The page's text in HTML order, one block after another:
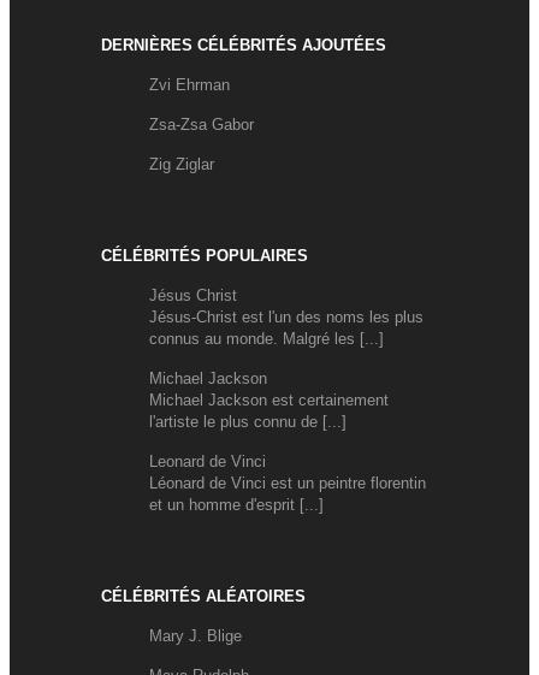
DERNIÈRES CÉLÉBRITÉS AJOUTÉES
Zvi Ehrman
Zsa-Zsa Gabor
Zig Ziglar
CÉLÉBRITÉS POPULAIRES
Jésus Christ
Jésus-Christ est l'un des noms les plus
connus au monde. Malgré les [...]
Michael Jackson
Michael Jackson est certainement
l'artiste le plus connu de [...]
Leonard de Vinci
Léonard de Vinci est un peintre florentin
et un homme d'esprit [...]
CÉLÉBRITÉS ALÉATOIRES
Mary J. Blige